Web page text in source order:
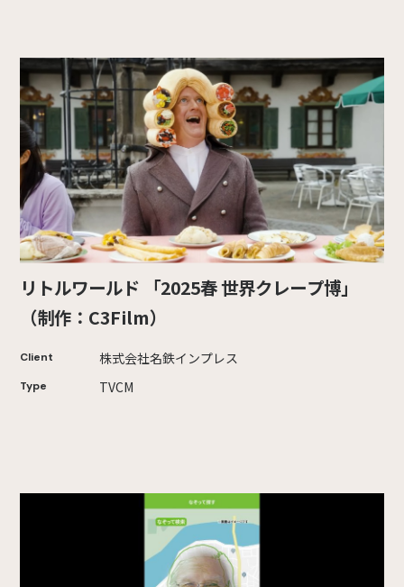
リトルワールド 「2025春 世界クレープ博」
（制作：C3Film）
Client 株式会社名鉄インプレス
Type TVCM